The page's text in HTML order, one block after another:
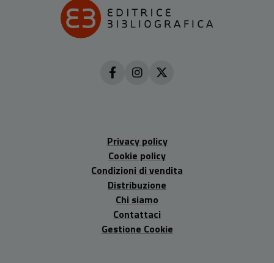
Privacy policy
Cookie policy
Condizioni di vendita
Distribuzione
Chi siamo
Contattaci
Gestione Cookie